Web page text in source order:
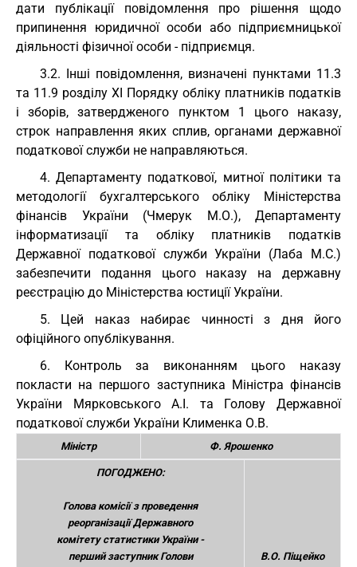
дати публікації повідомлення про рішення щодо
припинення юридичної особи або підприємницької
діяльності фізичної особи - підприємця.
3.2. Інші повідомлення, визначені пунктами 11.3
та 11.9 розділу XI Порядку обліку платників податків
і зборів, затвердженого пунктом 1 цього наказу,
строк направлення яких сплив, органами державної
податкової служби не направляються.
4. Департаменту податкової, митної політики та
методології бухгалтерського обліку Міністерства
фінансів України (Чмерук М.О.), Департаменту
інформатизації та обліку платників податків
Державної податкової служби України (Лаба М.С.)
забезпечити подання цього наказу на державну
реєстрацію до Міністерства юстиції України.
5. Цей наказ набирає чинності з дня його
офіційного опублікування.
6. Контроль за виконанням цього наказу
покласти на першого заступника Міністра фінансів
України Мярковського А.І. та Голову Державної
податкової служби України Клименка О.В.
Міністр Ф. Ярошенко
ПОГОДЖЕНО:
Голова комісії з проведення
реорганізації Державного
комітету статистики України -
перший заступник Голови
В.О. Піщейко